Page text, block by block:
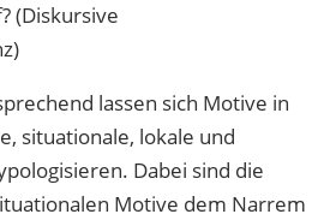
(Diskursive
lassen sich Motive in
situationale, lokale und
Dabei sind die
Motive dem Narrem